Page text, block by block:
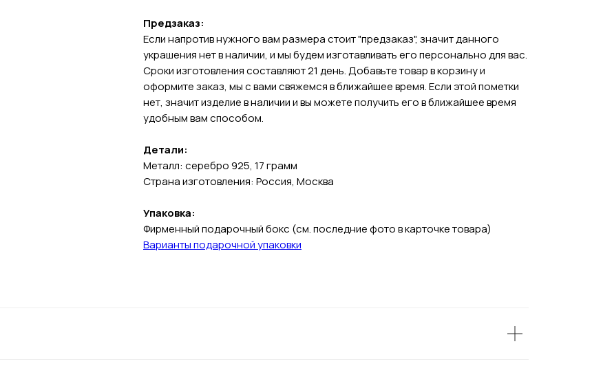
Предзаказ:
Если напротив нужного вам размера стоит "предзаказ", значит данного
украшения нет в наличии, и мы будем изготавливать его персонально для вас.
Сроки изготовления составляют 21 день. Добавьте товар в корзину и
оформите заказ, мы с вами свяжемся в ближайшее время. Если этой пометки
нет, значит изделие в наличии и вы можете получить его в ближайшее время
удобным вам способом.
Детали:
Металл: серебро 925, 17 грамм
Страна изготовления: Россия, Москва
Упаковка:
Фирменный подарочный бокс (см. последние фото в карточке товара)
Варианты подарочной упаковки